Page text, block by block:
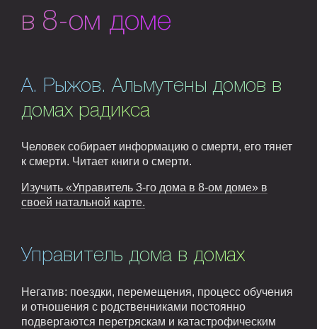
в 8-ом доме
А. Рыжов. Альмутены домов в
домах радикса
Человек собирает информацию о смерти, его тянет
к смерти. Читает книги о смерти.
Изучить «Управитель 3-го дома в 8-ом доме» в
своей натальной карте.
Управитель дома в домах
Негатив: поездки, перемещения, процесс обучения
и отношения с родственниками постоянно
подвергаются перетряскам и катастрофическим